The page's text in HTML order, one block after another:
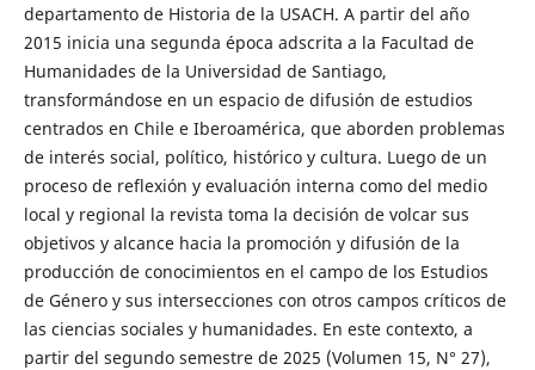
departamento de Historia de la USACH. A partir del año
2015 inicia una segunda época adscrita a la Facultad de
Humanidades de la Universidad de Santiago,
transformándose en un espacio de difusión de estudios
centrados en Chile e Iberoamérica, que aborden problemas
de interés social, político, histórico y cultura. Luego de un
proceso de reflexión y evaluación interna como del medio
local y regional la revista toma la decisión de volcar sus
objetivos y alcance hacia la promoción y difusión de la
producción de conocimientos en el campo de los Estudios
de Género y sus intersecciones con otros campos críticos de
las ciencias sociales y humanidades. En este contexto, a
partir del segundo semestre de 2025 (Volumen 15, N° 27),